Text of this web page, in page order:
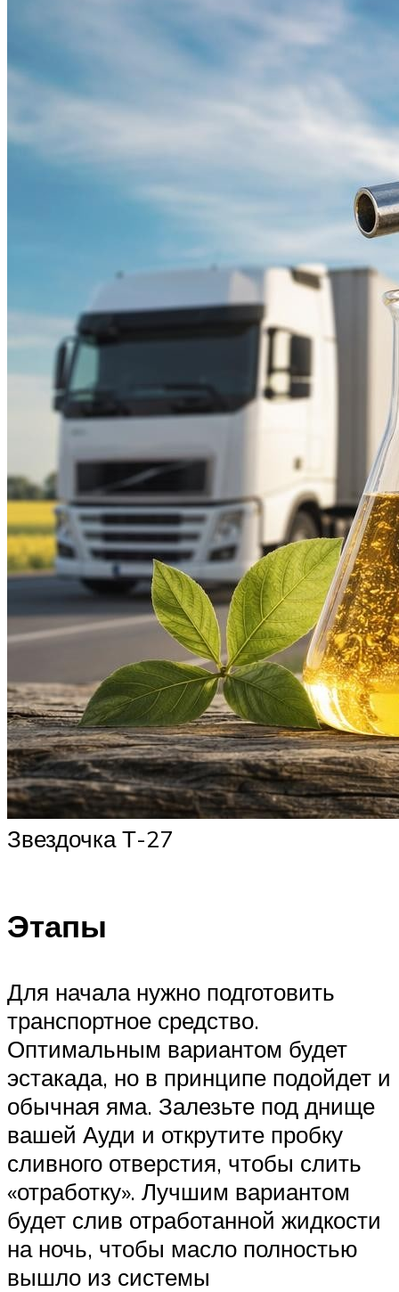
Звездочка Т-27
Этапы
Для начала нужно подготовить
транспортное средство.
Оптимальным вариантом будет
эстакада, но в принципе подойдет и
обычная яма. Залезьте под днище
вашей Ауди и открутите пробку
сливного отверстия, чтобы слить
«отработку». Лучшим вариантом
будет слив отработанной жидкости
на ночь, чтобы масло полностью
вышло из системы